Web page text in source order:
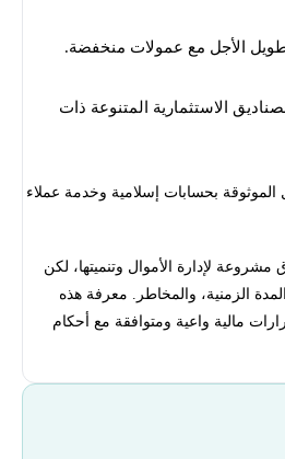
طويل الأجل مع عمولات منخفضة.
الاستثمارية المتنوعة ذات
بحسابات إسلامية وخدمة عملاء
مشروعة لإدارة الأموال وتنميتها، لكن
الزمنية، والمخاطر. معرفة هذه
مالية واعية ومتوافقة مع أحكام